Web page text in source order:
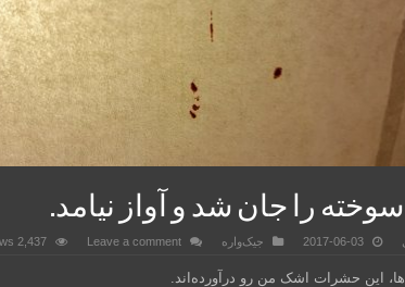
را جان شد و آواز نیامد.
2017-06-03 جیک‌واره Leave a comment
2,437 Views
این حشرات اشک من رو درآورده‌اند.